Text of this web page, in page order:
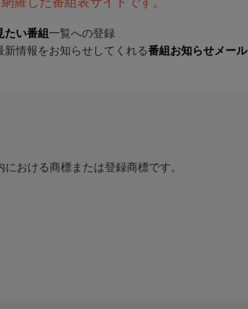
たい番組 一覧への登録
新情報をお知らせしてくれる番組お知らせメール
おける商標または登録商標です。